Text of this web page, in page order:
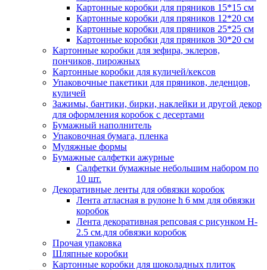
Картонные коробки для пряников 15*15 см
Картонные коробки для пряников 12*20 см
Картонные коробки для пряников 25*25 см
Картонные коробки для пряников 30*20 см
Картонные коробки для зефира, эклеров,
пончиков, пирожных
Картонные коробки для куличей/кексов
Упаковочные пакетики для пряников, леденцов,
куличей
Зажимы, бантики, бирки, наклейки и другой декор
для оформления коробок с десертами
Бумажный наполнитель
Упаковочная бумага, пленка
Муляжные формы
Бумажные салфетки ажурные
Салфетки бумажные небольшим набором по
10 шт.
Декоративные ленты для обвязки коробок
Лента атласная в рулоне h 6 мм для обвязки
коробок
Лента декоративная репсовая с рисунком H-
2.5 см.для обвязки коробок
Прочая упаковка
Шляпные коробки
Картонные коробки для шоколадных плиток